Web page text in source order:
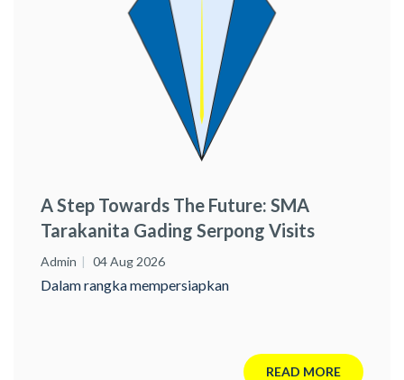
A Step Towards The Future: SMA
Tarakanita Gading Serpong Visits
UMN!
Admin 04 Aug 2026
Dalam rangka mempersiapkan
READ MORE